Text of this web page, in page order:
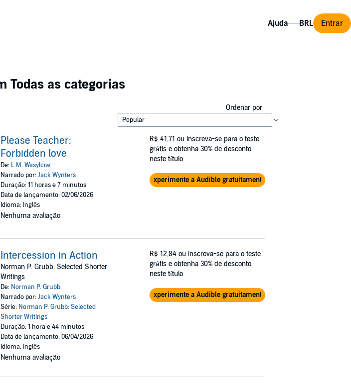
Ajuda Entrar
Todas as categorias
Ordenar por
Please Teacher:
Forbidden love
De: L.M. Wasylciw
Narrado por:Jack Wynters
Duração: 11 horas e 7 minutos
Data de lançamento: 02/06/2026
Idioma: Inglês
Nenhuma avaliação
R$ 41,71 ou inscreva-se para o teste
grátis e obtenha 30% de desconto
neste título
Experimente a Audible gratuitamente
Intercession in Action
Norman P. Grubb: Selected Shorter
Writings
De: Norman P. Grubb
Narrado por:Jack Wynters
Série: Norman P. Grubb: Selected
Shorter Writings
Duração: 1 hora e 44 minutos
Data de lançamento: 06/04/2026
Idioma: Inglês
Nenhuma avaliação
R$ 12,84 ou inscreva-se para o teste
grátis e obtenha 30% de desconto
neste título
Experimente a Audible gratuitamente